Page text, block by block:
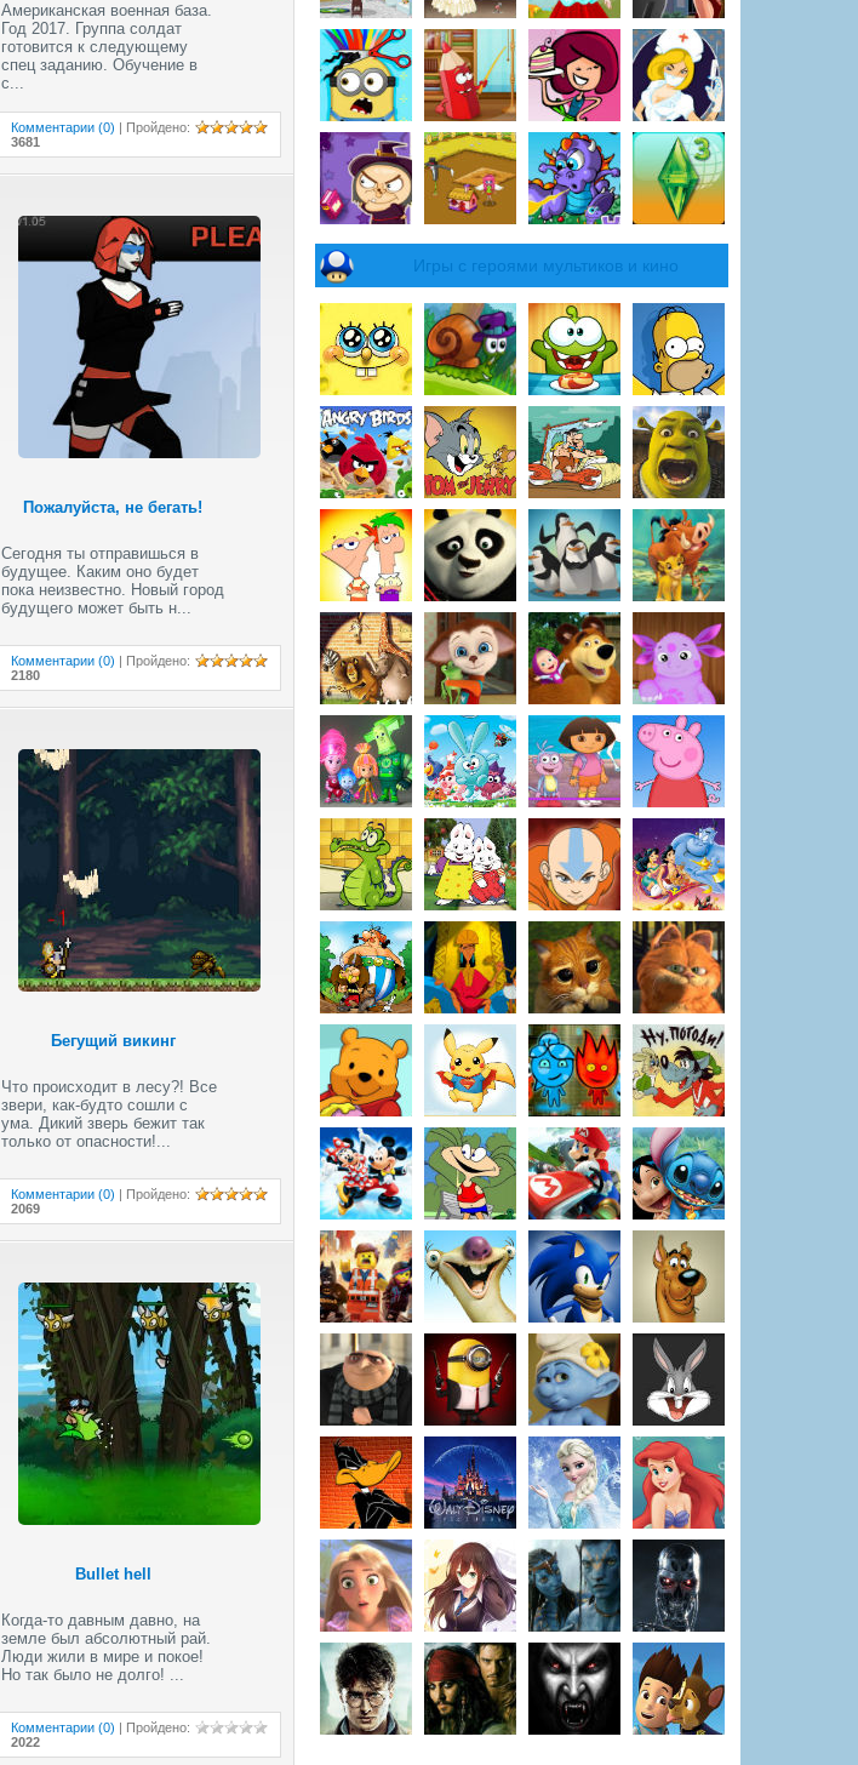
Пляжный
квадроцикл
Честь и долг
Скорость на
воде
лихорадка 3D
золотым Фредди
Американская военная база.
Год 2017. Группа солдат
готовится к следующему
спец заданию. Обучение в
с...
Комментарии (0) Пройдено:
3681
Пожалуйста, не бегать!
Сегодня ты отправишься в
будущее. Каким оно будет
пока неизвестно. Новый город
будущего может быть н...
Комментарии (0) Пройдено:
2180
Бегущий викинг
Что происходит в лесу?! Все
звери, как-будто сошли с
ума. Дикий зверь бежит так
только от опасности!...
Комментарии (0) Пройдено:
2069
Bullet hell
Когда-то давным давно, на
земле был абсолютный рай.
Люди жили в мире и покое!
Но так было не долго! ...
Комментарии (0) Пройдено:
2022
Игры с героями мультиков и кино